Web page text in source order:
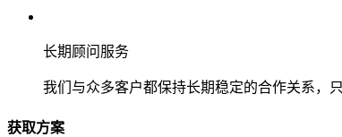
长期顾问服务
我们与众多客户都保持长期稳定的合作关系，
获取方案